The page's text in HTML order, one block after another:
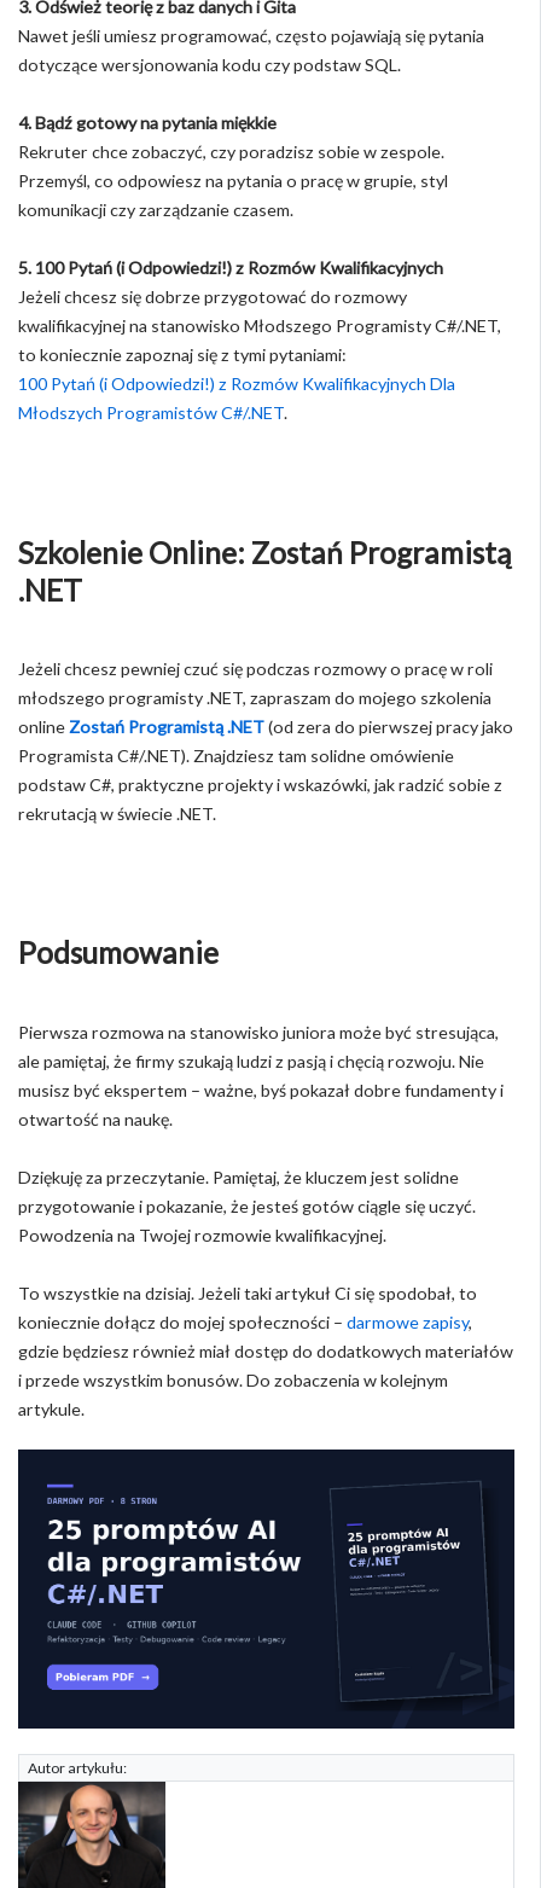
3. Odśwież teorię z baz danych i Gita
Nawet jeśli umiesz programować, często pojawiają się pytania
dotyczące wersjonowania kodu czy podstaw SQL.
4. Bądź gotowy na pytania miękkie
Rekruter chce zobaczyć, czy poradzisz sobie w zespole.
Przemyśl, co odpowiesz na pytania o pracę w grupie, styl
komunikacji czy zarządzanie czasem.
5. 100 Pytań (i Odpowiedzi!) z Rozmów Kwalifikacyjnych
Jeżeli chcesz się dobrze przygotować do rozmowy
kwalifikacyjnej na stanowisko Młodszego Programisty C#/.NET,
to koniecznie zapoznaj się z tymi pytaniami:
100 Pytań (i Odpowiedzi!) z Rozmów Kwalifikacyjnych Dla
Młodszych Programistów C#/.NET.
Szkolenie Online: Zostań Programistą
.NET
Jeżeli chcesz pewniej czuć się podczas rozmowy o pracę w roli
młodszego programisty .NET, zapraszam do mojego szkolenia
online Zostań Programistą .NET(od zera do pierwszej pracy jako
Programista C#/.NET). Znajdziesz tam solidne omówienie
podstaw C#, praktyczne projekty i wskazówki, jak radzić sobie z
rekrutacją w świecie .NET.
Podsumowanie
Pierwsza rozmowa na stanowisko juniora może być stresująca,
ale pamiętaj, że firmy szukają ludzi z pasją i chęcią rozwoju. Nie
musisz być ekspertem – ważne, byś pokazał dobre fundamenty i
otwartość na naukę.
Dziękuję za przeczytanie. Pamiętaj, że kluczem jest solidne
przygotowanie i pokazanie, że jesteś gotów ciągle się uczyć.
Powodzenia na Twojej rozmowie kwalifikacyjnej.
To wszystkie na dzisiaj. Jeżeli taki artykuł Ci się spodobał, to
koniecznie dołącz do mojej społeczności – darmowe zapisy,
gdzie będziesz również miał dostęp do dodatkowych materiałów
i przede wszystkim bonusów. Do zobaczenia w kolejnym
artykule.
Autor artykułu: